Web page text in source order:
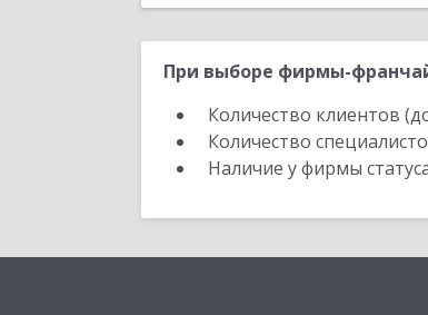
При выборе фирмы-
Количество клиентов
Количество
Наличие у фирмы